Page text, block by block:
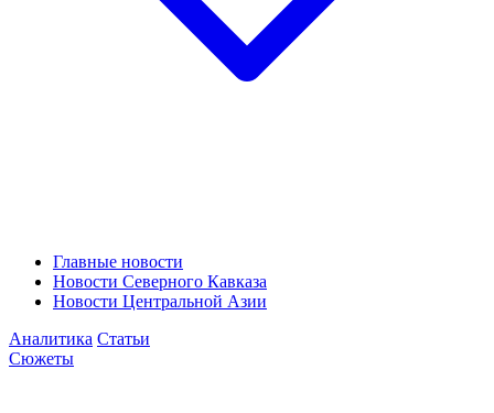
Главные новости
Новости Северного Кавказа
Новости Центральной Азии
Аналитика Статьи
Сюжеты